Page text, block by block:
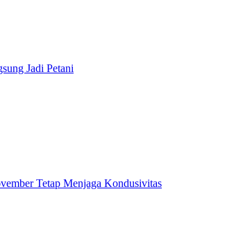
Jadi Petani
Tetap Menjaga Kondusivitas